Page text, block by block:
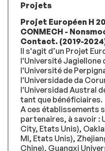
Projets
Projet Européen H
CONMECH -
Contact. (2019-
Il s'agit d’un Projet
l'Université Jagiellone
l'Université de
l'Universidade da
l'Universidad Austral
tant que bénéficiaires.
A ces établissements
partenaires, à savoir :
City, Etats Unis),
MI, Etats Unis),
Chine), Guangxi